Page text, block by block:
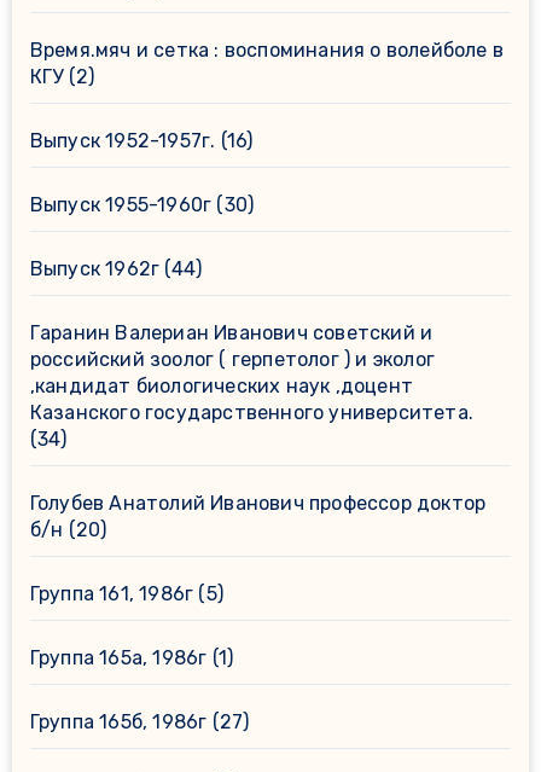
Время.мяч и сетка : воспоминания о волейболе в
КГУ(2)
Выпуск 1952-1957г. (16)
Выпуск 1955-1960г (30)
Выпуск 1962г (44)
Гаранин Валериан Иванович советский и
российский зоолог ( герпетолог ) и эколог
,кандидат биологических наук ,доцент
Казанского государственного университета.
(34)
Голубев Анатолий Иванович профессор доктор
б/н (20)
Группа 161, 1986г (5)
Группа 165а, 1986г (1)
Группа 165б, 1986г (27)